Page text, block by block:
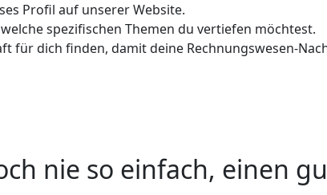
Profil auf unserer Website.
spezifischen Themen du vertiefen möchtest.
für dich finden, damit deine Rechnungswesen-
nie so einfach, einen